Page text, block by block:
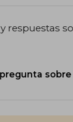
respuestas